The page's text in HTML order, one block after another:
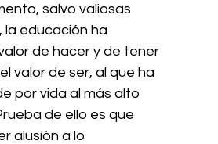
salvo valiosas
la educación ha
de hacer y de tener
valor de ser, al que ha
por vida al más alto
de ello es que
alusión a lo